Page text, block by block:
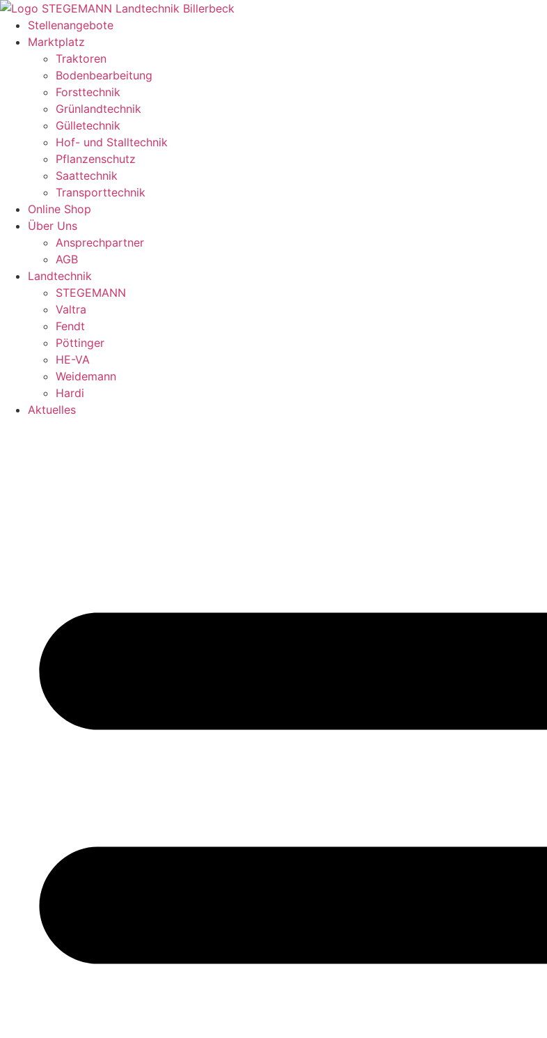
Zum
Inhalt
springen
Stellenangebote
Marktplatz
Traktoren
Bodenbearbeitung
Forsttechnik
Grünlandtechnik
Gülletechnik
Hof- und Stalltechnik
Pflanzenschutz
Saattechnik
Transporttechnik
Online Shop
Über Uns
Ansprechpartner
AGB
Landtechnik
STEGEMANN
Valtra
Fendt
Pöttinger
HE-VA
Weidemann
Hardi
Aktuelles